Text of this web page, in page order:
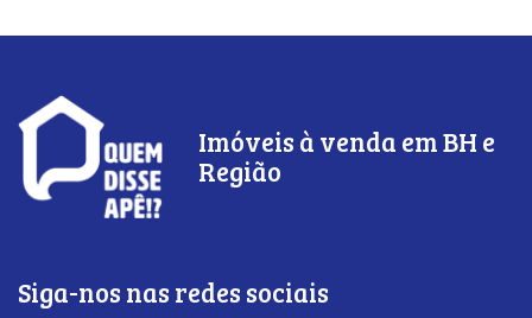
Imóveis à venda em BH e
Região
Siga-nos nas redes sociais